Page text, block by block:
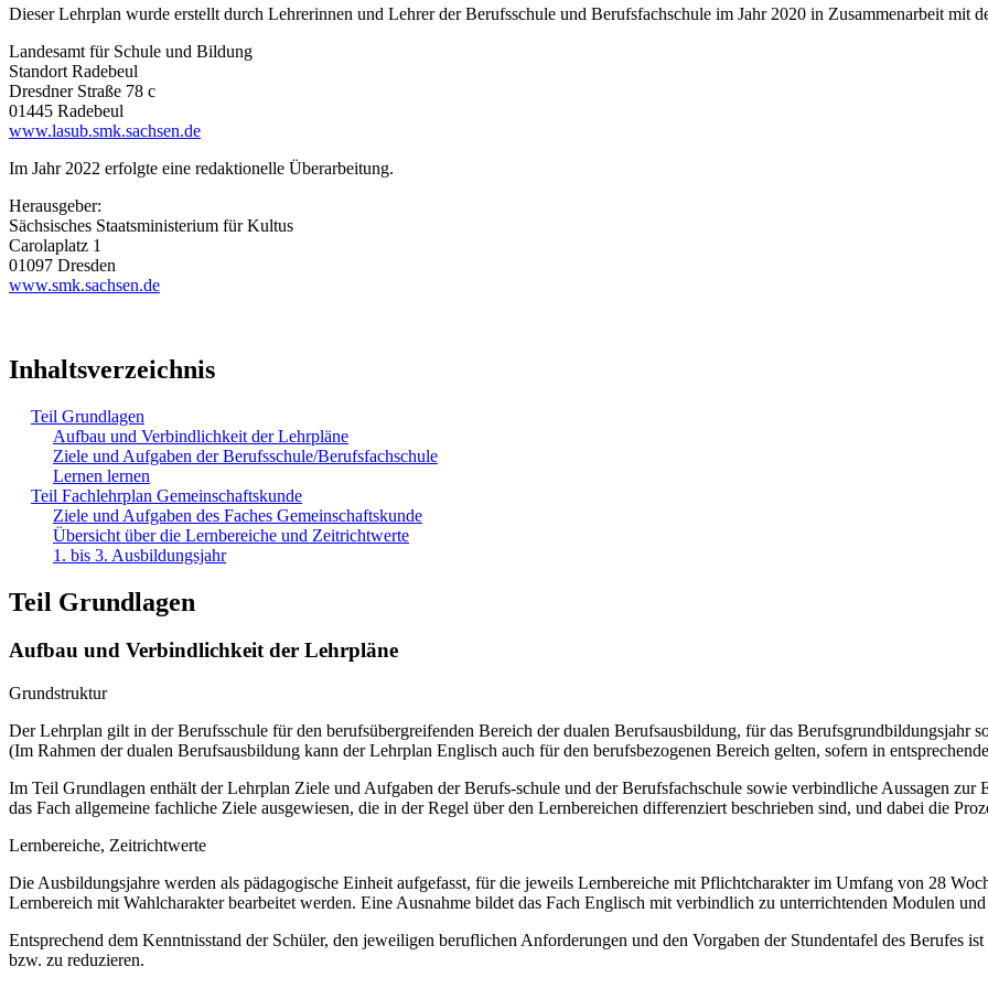
Dieser Lehrplan wurde erstellt durch Lehrerinnen und Lehrer der Berufsschule und Berufsfachschule im Jahr 2020 in Zusammenarbeit mit
Landesamt für Schule und Bildung
Standort Radebeul
Dresdner Straße 78 c
01445 Radebeul
www.lasub.smk.sachsen.de
Im Jahr 2022 erfolgte eine redaktionelle Überarbeitung.
Herausgeber:
Sächsisches Staatsministerium für Kultus
Carolaplatz 1
01097 Dresden
www.smk.sachsen.de
Inhaltsverzeichnis
Teil Grundlagen
Aufbau und Verbindlichkeit der Lehrpläne
Ziele und Aufgaben der Berufsschule/Berufsfachschule
Lernen lernen
Teil Fachlehrplan Gemeinschaftskunde
Ziele und Aufgaben des Faches Gemeinschaftskunde
Übersicht über die Lernbereiche und Zeitrichtwerte
1. bis 3. Ausbildungsjahr
Teil Grundlagen
Aufbau und Verbindlichkeit der Lehrpläne
Grundstruktur
Der Lehrplan gilt in der Berufsschule für den berufsübergreifenden Bereich der dualen Berufsausbildung, für das Berufsgrundbildungsjahr
(Im Rahmen der dualen Berufsausbildung kann der Lehrplan Englisch auch für den berufsbezogenen Bereich gelten, sofern in
Im Teil Grundlagen enthält der Lehrplan Ziele und Aufgaben der Berufs-schule und der Berufsfachschule sowie verbindliche Aussagen
das Fach allgemeine fachliche Ziele ausgewiesen, die in der Regel über den Lernbereichen differenziert beschrieben sind, und dabei die
Lernbereiche, Zeitrichtwerte
Die Ausbildungsjahre werden als pädagogische Einheit aufgefasst, für die jeweils Lernbereiche mit Pflichtcharakter im Umfang von 28
Lernbereich mit Wahlcharakter bearbeitet werden. Eine Ausnahme bildet das Fach Englisch mit verbindlich zu unterrichtenden Modulen
Entsprechend dem Kenntnisstand der Schüler, den jeweiligen beruflichen Anforderungen und den Vorgaben der Stundentafel des Berufes
bzw. zu reduzieren.